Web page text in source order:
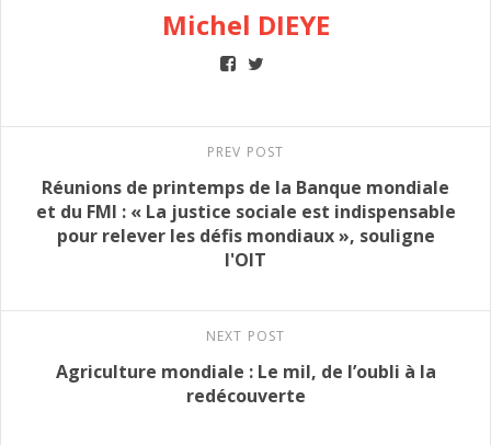
Michel DIEYE
PREV POST
Réunions de printemps de la Banque mondiale
et du FMI : « La justice sociale est indispensable
pour relever les défis mondiaux », souligne
l'OIT
NEXT POST
Agriculture mondiale : Le mil, de l’oubli à la
redécouverte